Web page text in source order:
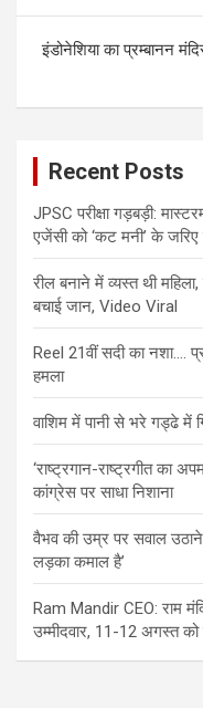
इंडोनेशिया का प्रम्बानन
Recent Posts
JPSC परीक्षा गड़बड़ी:
एजेंसी को ‘कट मनी’ के जरिए
रील बनाने में व्यस्त थी
बचाई जान, Video Viral
Reel 21वीं सदी का नशा….
हमला
वाशिम में पानी से भरे गड्ढे में
‘राष्ट्रगान-राष्ट्रगीत का
कांग्रेस पर साधा निशाना
वैभव की उम्र पर सवाल उठाने
लड़का कमाल है’
Ram Mandir CEO: राम
उम्मीदवार, 11-12 अगस्त